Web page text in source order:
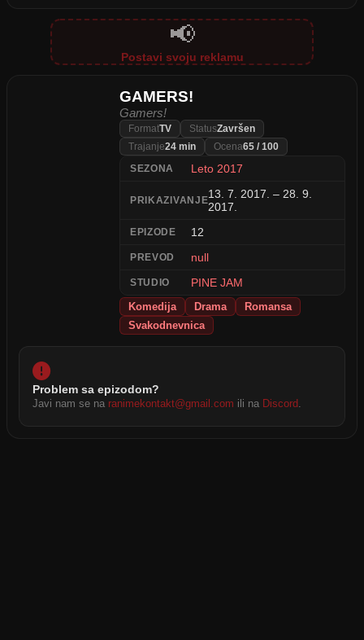
GAMERS!
Gamers!
FormatTV StatusZavršen
Trajanje24 min Ocena65 / 100
SEZONA Leto 2017
PRIKAZIVANJE13. 7. 2017. – 28. 9.
2017.
EPIZODE 12
PREVOD null
STUDIO PINE JAM
Komedija Drama
Romansa
Svakodnevnica
Problem sa epizodom?
Javi nam se na ranimekontakt@gmail.com ili na Discord
📢
Postavi svoju reklamu